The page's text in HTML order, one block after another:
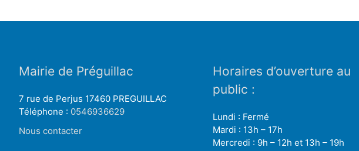
Mairie de Préguillac
7 rue de Perjus 17460 PREGUILLAC
Téléphone : 0546936629
Nous contacter
Horaires d’ouverture au
public :
Lundi : Fermé
Mardi : 13h – 17h
Mercredi : 9h – 12h et 13h – 19h